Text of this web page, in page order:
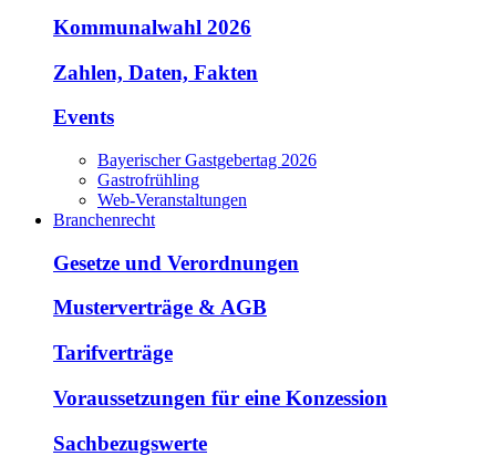
Kommunalwahl 2026
Zahlen, Daten, Fakten
Events
Bayerischer Gastgebertag 2026
Gastrofrühling
Web-Veranstaltungen
Branchenrecht
Gesetze und Verordnungen
Musterverträge & AGB
Tarifverträge
Voraussetzungen für eine Konzession
Sachbezugswerte